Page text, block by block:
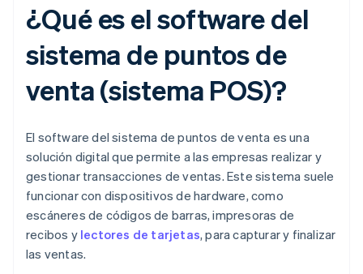
¿Qué es el software del
sistema de puntos de
venta (sistema POS)?
El software del sistema de puntos de venta es una
solución digital que permite a las empresas realizar y
gestionar transacciones de ventas. Este sistema suele
funcionar con dispositivos de hardware, como
escáneres de códigos de barras, impresoras de
recibos y lectores de tarjetas, para capturar y finalizar
las ventas.